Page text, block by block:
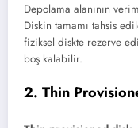
Depolama alanının
Diskin tamamı tahsis
fiziksel diskte rezerve
boş kalabilir.
2. Thin